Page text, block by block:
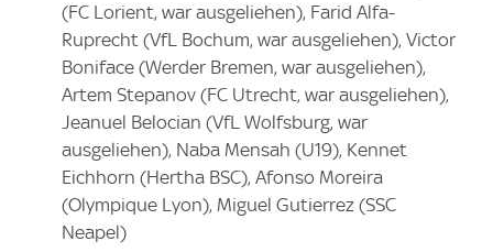
(FC Lorient, war ausgeliehen), Farid Alfa-
Ruprecht (VfL Bochum, war ausgeliehen), Victor
Boniface (Werder Bremen, war ausgeliehen),
Artem Stepanov (FC Utrecht, war ausgeliehen),
Jeanuel Belocian (VfL Wolfsburg, war
ausgeliehen), Naba Mensah (U19), Kennet
Eichhorn (Hertha BSC), Afonso Moreira
(Olympique Lyon), Miguel Gutierrez (SSC
Neapel)